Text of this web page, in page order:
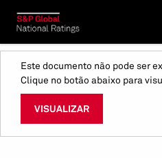
Este documento não pode ser
Clique no botão abaixo para
VISUALIZAR